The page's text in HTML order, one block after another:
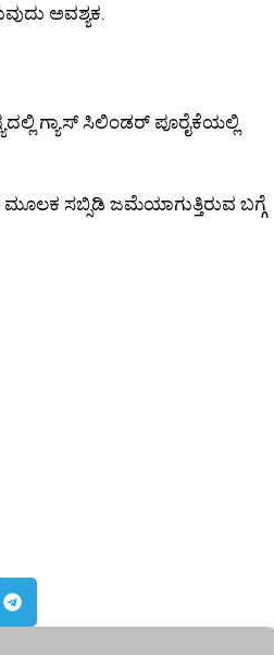
ಅವಶ್ಯಕ.
ಗ್ಯಾಸ್ ಸಿಲಿಂಡರ್ ಪೂರೈಕೆಯಲ್ಲಿ
ಸಬ್ಸಿಡಿ ಜಮೆಯಾಗುತ್ತಿರುವ ಬಗ್ಗೆ